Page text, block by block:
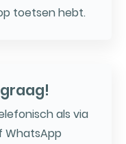
toetsen hebt.
als via
WhatsApp